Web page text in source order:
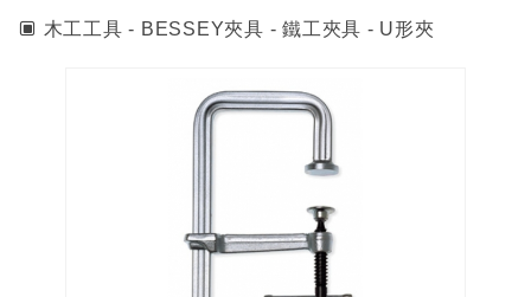
木工工具 - BESSEY夾具 - 鐵工夾具 - U形夾